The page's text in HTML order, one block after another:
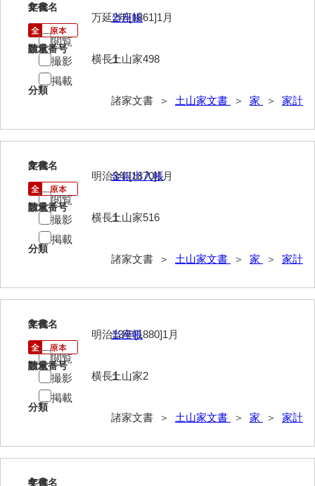
厳島神社祭礼堅田中組水上会講文書
厳島神社念仏踊堅田下組流田会講文書
一宝家文書
伊藤家文書（須佐町）
伊藤家文書（宇部市）
井上一親文書
井上家文書（大和町）
井下家文書（埼玉県）
1
文書名
当座帳
請求番号
土山家498
分類
諸家文書 ＞ 土山家文書 ＞ 家 ＞ 家計
年代
万延2年[1861]1月
数量
横長1
閲覧
撮影
掲載
2
文書名
金銀出入帳
請求番号
土山家516
分類
諸家文書 ＞ 土山家文書 ＞ 家 ＞ 家計
年代
明治3年[1870]1月
数量
横長1
閲覧
撮影
掲載
3
文書名
当座帳
請求番号
土山家2
分類
諸家文書 ＞ 土山家文書 ＞ 家 ＞ 家計
年代
明治13年[1880]1月
数量
横長1
閲覧
撮影
掲載
4
文書名
年代